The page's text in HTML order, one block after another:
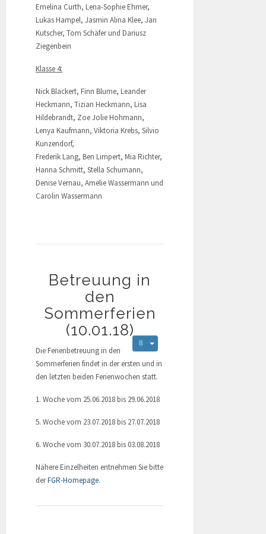
Emelina Curth, Lena-Sophie Ehmer,
Lukas Hampel, Jasmin Alina Klee, Jan
Kutscher, Tom Schäfer und Dariusz
Ziegenbein
Klasse 4:
Nick Blackert, Finn Blume, Leander
Heckmann, Tizian Heckmann, Lisa
Hildebrandt, Zoe Jolie Hohmann,
Lenya Kaufmann, Viktoria Krebs, Silvio
Kunzendorf,
Frederik Lang, Ben Limpert, Mia Richter,
Hanna Schmitt, Stella Schumann,
Denise Vernau, Amelie Wassermann und
Carolin Wassermann
Betreuung in
den
Sommerferien
(10.01.18)
Die Ferienbetreuung in den
Sommerferien findet in der ersten und in
den letzten beiden Ferienwochen statt.
1. Woche vom 25.06.2018 bis 29.06.2018
5. Woche vom 23.07.2018 bis 27.07.2018
6. Woche vom 30.07.2018 bis 03.08.2018
Nähere Einzelheiten entnehmen Sie bitte
derFGR-Homepage.